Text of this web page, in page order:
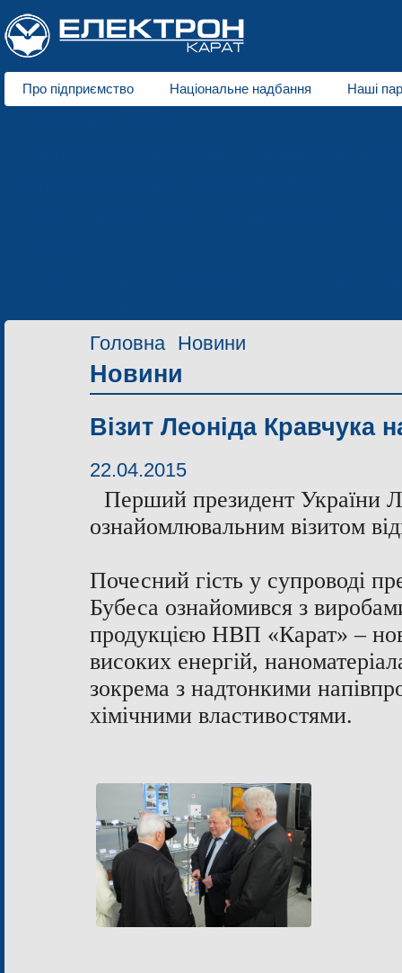
Про підприємство Національне надбання Наші
Головна Новини
Новини
Візит Леоніда Кравчука
22.04.2015
Перший президент України
ознайомлювальним візитом
Почесний гість у супроводі
Бубеса ознайомився з
продукцією НВП «Карат» –
високих енергій,
зокрема з надтонкими
хімічними властивостями.